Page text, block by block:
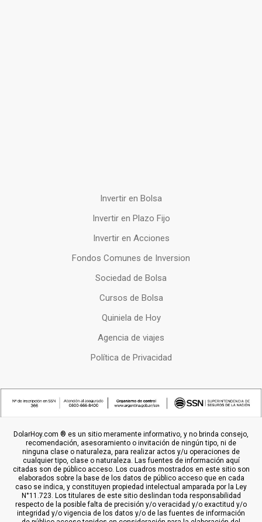
Invertir en Bolsa
Invertir en Plazo Fijo
Invertir en Acciones
Fondos Comunes de Inversion
Sociedad de Bolsa
Cursos de Bolsa
Quiniela de Hoy
Agencia de viajes
Política de Privacidad
DolarHoy.com ® es un sitio meramente informativo, y no brinda consejo,
recomendación, asesoramiento o invitación de ningún tipo, ni de
ninguna clase o naturaleza, para realizar actos y/u operaciones de
cualquier tipo, clase o naturaleza. Las fuentes de información aquí
citadas son de público acceso. Los cuadros mostrados en este sitio son
elaborados sobre la base de los datos de público acceso que en cada
caso se indica, y constituyen propiedad intelectual amparada por la Ley
N°11.723. Los titulares de este sitio deslindan toda responsabilidad
respecto de la posible falta de precisión y/o veracidad y/o exactitud y/o
integridad y/o vigencia de los datos y/o de las fuentes de información